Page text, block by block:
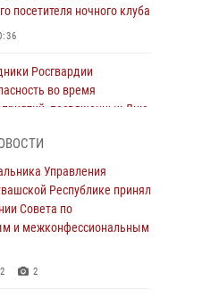
посетителя ночного клуба
Росгвардии
во время
посвященных Дню
вневедомственной
задержали более 200
в совершении
Управления
Республике принял
Совета по
и межконфессиональным
2